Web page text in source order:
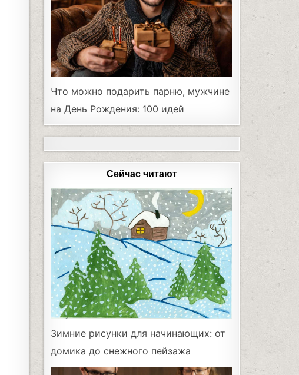
Что можно подарить парню, мужчине
на День Рождения: 100 идей
Сейчас читают
Зимние рисунки для начинающих: от
домика до снежного пейзажа